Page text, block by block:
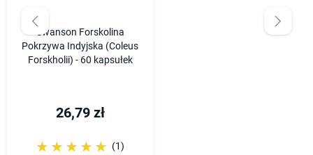
Swanson Forskolina
Pokrzywa Indyjska (Coleus
Forskholii) - 60 kapsułek
26,79 zł
☆☆☆☆☆
★★★★★ (1)